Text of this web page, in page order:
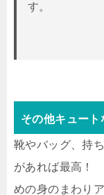
す。
その他キュート
靴やバッグ、持
があれば最高！
めの身のまわりア